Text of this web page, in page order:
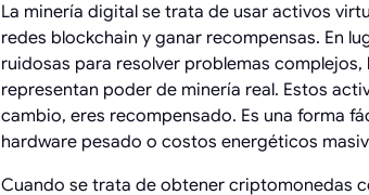
La minería digital se trata de usar activos
redes blockchain y ganar recompensas. En
ruidosas para resolver problemas
representan poder de minería real. Estos
cambio, eres recompensado. Es una forma
hardware pesado o costos energéticos
Cuando se trata de obtener criptomonedas